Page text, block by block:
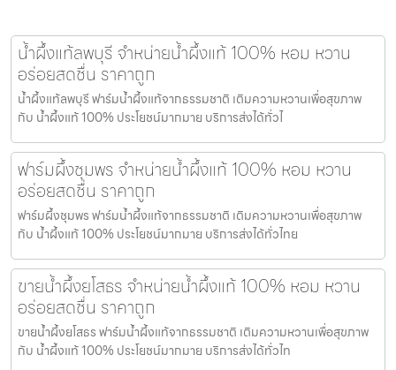
น้ำผึ้งแท้ลพบุรี จำหน่ายน้ำผึ้งแท้ 100% หอม หวาน
อร่อยสดชื่น ราคาถูก
น้ำผึ้งแท้ลพบุรี ฟาร์มน้ำผึ้งแท้จากธรรมชาติ เติมความหวานเพื่อสุขภาพ
กับ น้ำผึ้งแท้ 100% ประโยชน์มากมาย บริการส่งได้ทั่วไ
ฟาร์มผึ้งชุมพร จำหน่ายน้ำผึ้งแท้ 100% หอม หวาน
อร่อยสดชื่น ราคาถูก
ฟาร์มผึ้งชุมพร ฟาร์มน้ำผึ้งแท้จากธรรมชาติ เติมความหวานเพื่อสุขภาพ
กับ น้ำผึ้งแท้ 100% ประโยชน์มากมาย บริการส่งได้ทั่วไทย
ขายน้ำผึ้งยโสธร จำหน่ายน้ำผึ้งแท้ 100% หอม หวาน
อร่อยสดชื่น ราคาถูก
ขายน้ำผึ้งยโสธร ฟาร์มน้ำผึ้งแท้จากธรรมชาติ เติมความหวานเพื่อสุขภาพ
กับ น้ำผึ้งแท้ 100% ประโยชน์มากมาย บริการส่งได้ทั่วไท